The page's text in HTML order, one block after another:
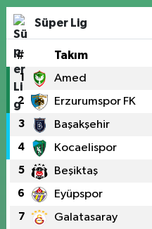
Süper Lig
# Takım
1 Amed
2 Erzurumspor FK
3 Başakşehir
4 Kocaelispor
5 Beşiktaş
6 Eyüpspor
7 Galatasaray